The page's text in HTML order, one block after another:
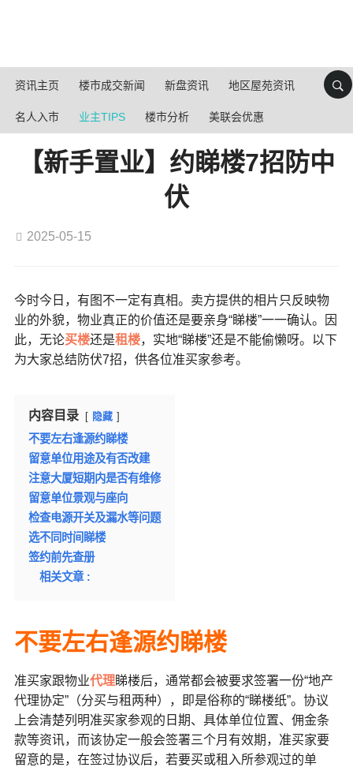
资讯主页 楼市成交新闻 新盘资讯 地区屋苑资讯
名人入市 业主TIPS 楼市分析 美联会优惠
【新手置业】约睇楼7招防中
伏
2025-05-15
今时今日，有图不一定有真相。卖方提供的相片只反映物
业的外貌，物业真正的价值还是要亲身“睇楼”一一确认。因
此，无论买楼还是租楼，实地“睇楼”还是不能偷懒呀。以下
为大家总结防伏7招，供各位准买家参考。
内容目录 隐藏
不要左右逢源约睇楼
留意单位用途及有否改建
注意大厦短期内是否有维修
留意单位景观与座向
检查电源开关及漏水等问题
选不同时间睇楼
签约前先查册
相关文章 :
不要左右逢源约睇楼
准买家跟物业代理睇楼后，通常都会被要求签署一份“地产
代理协定”（分买与租两种），即是俗称的“睇楼纸”。协议
上会清楚列明准买家参观的日期、具体单位位置、佣金条
款等资讯，而该协定一般会签署三个月有效期，准买家要
留意的是，在签过协议后，若要买或租入所参观过的单